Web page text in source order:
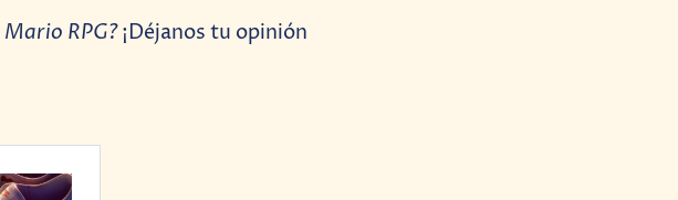
RPG?¡Déjanos tu opinión